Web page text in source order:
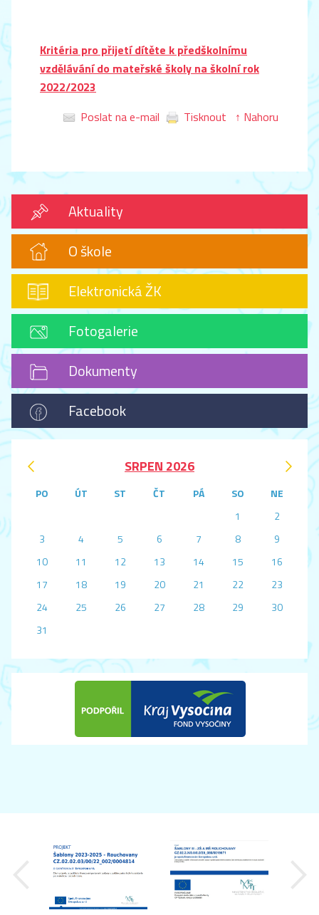
Kritéria pro přijetí dítěte k předškolnímu
vzdělávání do mateřské školy na školní rok
2022/2023
Poslat na e-mail
Tisknout ↑ Nahoru
Aktuality
O škole
Elektronická ŽK
Fotogalerie
Dokumenty
Facebook
SRPEN 2026
PO ÚT ST ČT PÁ SO
NE
1
2
3
4 5 6 7 8
9
10
11 12 13 14 15
16
17
18 19 20 21 22
23
24
25 26 27 28 29
30
31